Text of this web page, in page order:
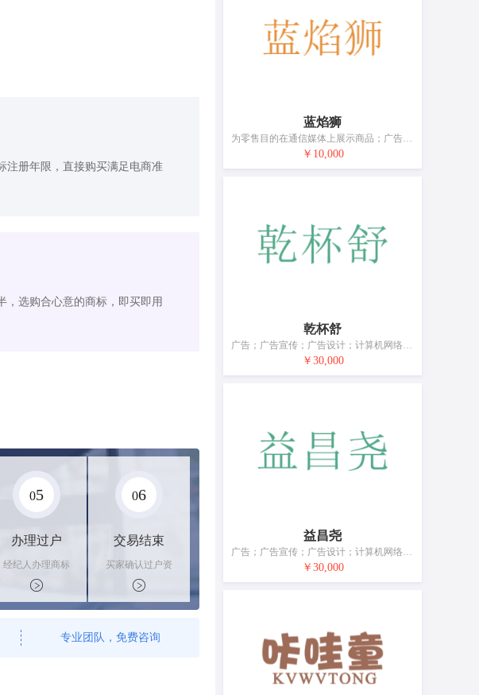
注册年限，直接购买满足电商准
，选购合心意的商标，即买即用
05
办理过户
经纪人办理商标
转让手续，交付
相关证书
06
交易结束
买家确认过户资
料后，平台解冻
资金支付卖家
专业团队，免费咨询
蓝焰狮
为零售目的在通信媒体上展示商品；广告宣传；计算机网络上的在线广告；商业管理辅助；商业管理顾问；特许经营的商业管理；为商品和服务的买卖双方提供在线市场；市场营销；会计；寻找赞助
￥10,000
乾杯舒
广告；广告宣传；广告设计；计算机网络上的在线广告；商业中介服务；商业管理咨询；通过网站提供商业信息；市场营销；替他人推销；进出口代理
￥30,000
益昌尧
广告；广告宣传；广告设计；计算机网络上的在线广告；商业中介服务；商业管理咨询；通过网站提供商业信息；市场营销；替他人推销；进出口代理
￥30,000